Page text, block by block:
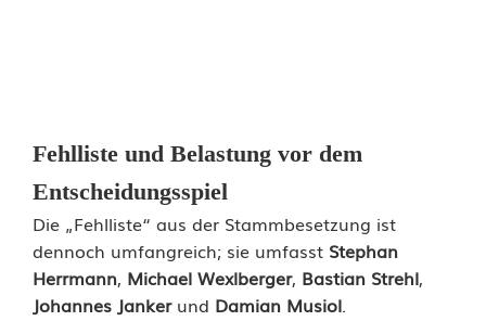
Fehlliste und Belastung vor dem
Entscheidungsspiel
Die „Fehlliste“ aus der Stammbesetzung ist
dennoch umfangreich; sie umfasst Stephan
Herrmann, Michael Wexlberger, Bastian Strehl,
Johannes Jankerund Damian Musiol.